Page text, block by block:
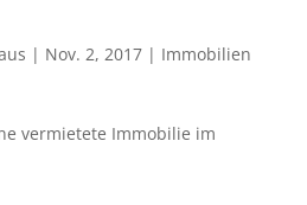
| Nov. 2, 2017| Immobilien